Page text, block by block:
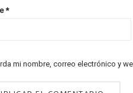
*
mi nombre, correo electrónico y